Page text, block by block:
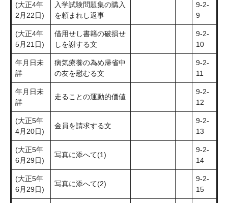
(大正4年
2月22日)
入学試験問題集の購入
を頼まれし返事
9-2-
9
(大正4年
5月21日)
借用せし書籍の破損せ
しを謝する文
9-2-
10
年月日未
詳
病気療養の為め帰省中
の友を慰むる文
9-2-
11
年月日未
詳
走ることの運動的価値
9-2-
12
(大正5年
4月20日)
金員を請求する文
9-2-
13
(大正5年
6月29日)
写真に添へて(1)
9-2-
14
(大正5年
6月29日)
写真に添へて(2)
9-2-
15